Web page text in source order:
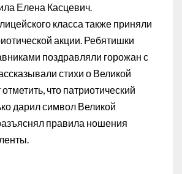
Елена Касцевич.
класса также приняли
акции. Ребятишки
поздравляли горожан с
стихи о Великой
что патриотический
дарил символ Великой
правила ношения